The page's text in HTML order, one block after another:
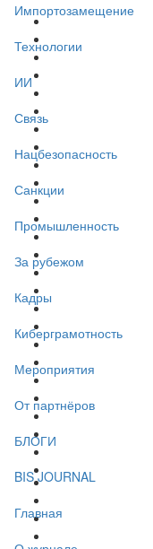
Импортозамещение
Технологии
ИИ
Связь
Нацбезопасность
Санкции
Промышленность
За рубежом
Кадры
Киберграмотность
Мероприятия
От партнёров
БЛОГИ
BIS JOURNAL
Главная